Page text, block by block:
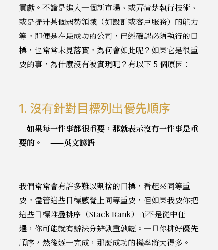
貢獻。不論是進入一個新市場、或弄清楚執行技術、
或是提升某個弱勢領域（如設計或客戶服務）的能力
等。即便是在最成功的公司，已經確認必須執行的目
標，也常常未見落實。為何會如此呢？如果它是很重
要的事，為什麼沒有被實現呢？有以下 5 個原因：
1. 沒有針對目標列出優先順序
「如果每一件事都很重要，那就表示沒有一件事是重
要的。」——英文諺語
我們常常會有許多難以割捨的目標，看起來同等重
要。儘管這些目標感覺上同等重要，但如果我要你把
這些目標堆疊排序（Stack Rank）而不是從中任
選，你可能就有辦法分辨孰重孰輕。一旦你排好優先
順序，然後逐一完成，那麼成功的機率將大得多。